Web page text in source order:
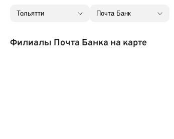
Филиалы Почта Банка на карте